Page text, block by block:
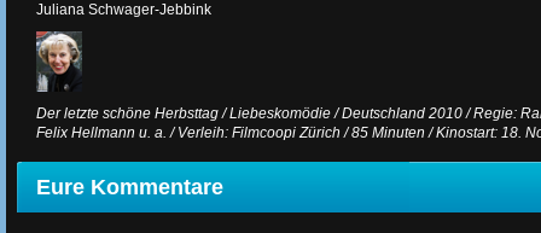
Juliana Schwager-Jebbink
Der letzte schöne Herbsttag / Liebeskomödie / Deutschland 2010 / Regie:
Felix Hellmann u. a. / Verleih: Filmcoopi Zürich / 85 Minuten / Kinostart: 18.
Eure Kommentare